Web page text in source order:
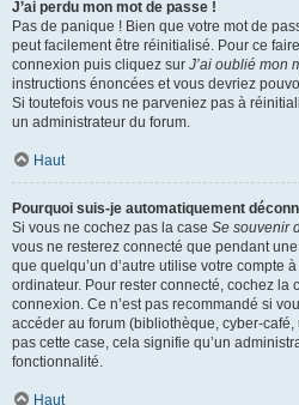
J’ai perdu mon mot de passe !
Pas de panique ! Bien que votre mot de
peut facilement être réinitialisé. Pour ce
connexion puis cliquez sur J’ai oublié mon
instructions énoncées et vous devriez
Si toutefois vous ne parveniez pas à
un administrateur du forum.
Haut
Pourquoi suis-je automatiquement
Si vous ne cochez pas la case Se souvenir
vous ne resterez connecté que pendant
que quelqu’un d’autre utilise votre compte
ordinateur. Pour rester connecté, cochez la
connexion. Ce n’est pas recommandé si
accéder au forum (bibliothèque, cyber-
pas cette case, cela signifie qu’un
fonctionnalité.
Haut